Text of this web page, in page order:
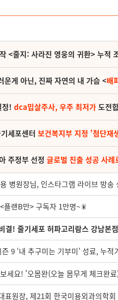
<줄지: 사라진 영웅의 귀환> 누적
운게 아닌, 진짜 자연의 내 가슴 <배
정! dca밉살주사, 우주 최저가도전
세포센터 보건복지부 지정 '첨단재
주정부 선정 글로벌 진출 성공 사례
병원장님, 인스타그램 라이브 방송
플랜B만> 구독자 1만명~🎇
! 줄기세포 허파고리람스 강남본
9 ‘내 추구미는 기부미’ 성료, 누
세요! '오몸완(오늘 몸무게 체크완
표원장, 제21회 한국미용외과의학